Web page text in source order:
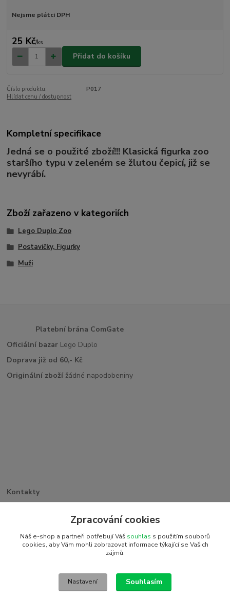
Nejsme plátci DPH
25 Kč/ks
Přidat do košíku
Číslo produktu:
P017
Hlídat cenu / dostupnost
Kompletní specifikace
Jedná se o použité zboží!!! Klasická figurka zoo
staršího typu v zeleném se žlutou čepicí, již se
nevyrábí.
Zboží zařazeno v kategoriích
Lego Duplo Zoo
Postavičky, Figurky
Muži
Platební brána ComGate
Oficiální bazar Lego Duplo
Doprava již od 60,- Kč
Originální zboží žádné napodobeniny
Kontakty
+420 773 263 369
detiakostky@seznam.cz
2016 © Detiakostky.cz - Všechna práva vyhrazena. Vytvořeno
Zpracování cookies
Náš e-shop a partneři potřebují Váš souhlas s použitím souborů
cookies, aby Vám mohli zobrazovat informace týkající se Vašich
zájmů.
Nastavení Souhlasím